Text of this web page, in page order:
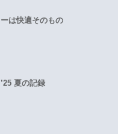
は快適そのもの
夏の記録